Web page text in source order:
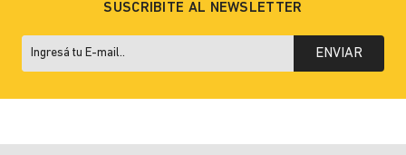
SUSCRIBITE AL NEWSLETTER
ENVIAR